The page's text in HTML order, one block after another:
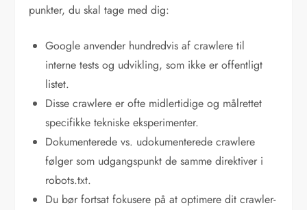
punkter, du skal tage med dig:
Google anvender hundredvis af crawlere til
interne tests og udvikling, som ikke er offentligt
listet.
Disse crawlere er ofte midlertidige og målrettet
specifikke tekniske eksperimenter.
Dokumenterede vs. udokumenterede crawlere
følger som udgangspunkt de samme direktiver i
robots.txt.
Du bør fortsat fokusere på at optimere dit crawler-